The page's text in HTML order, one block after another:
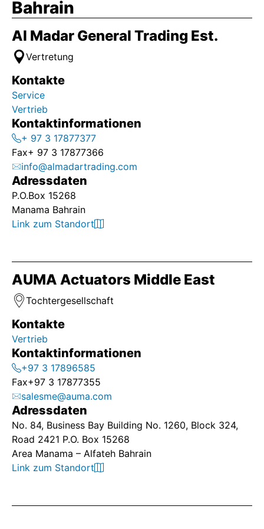
Nos proponemos establecer una relación estrecha
con los usuarios de nuestros productos para lograr
una sinergia que nos permita la mejora continua de
los procesos productivos.
Bahrain
Al Madar General Trading Est.
Vertretung
Kontakte
Service
Vertrieb
Kontaktinformationen
+ 97 3 17877377
Fax+ 97 3 17877366
info@almadartrading.com
Adressdaten
P.O.Box 15268
Manama Bahrain
Link zum Standort
AUMA Actuators Middle East
Tochtergesellschaft
Kontakte
Vertrieb
Kontaktinformationen
+97 3 17896585
Fax+97 3 17877355
salesme@auma.com
Adressdaten
No. 84, Business Bay Building No. 1260, Block 324,
Road 2421 P.O. Box 15268
Area Manama – Alfateh Bahrain
Link zum Standort